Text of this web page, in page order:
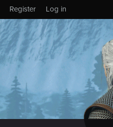
Log in
Register